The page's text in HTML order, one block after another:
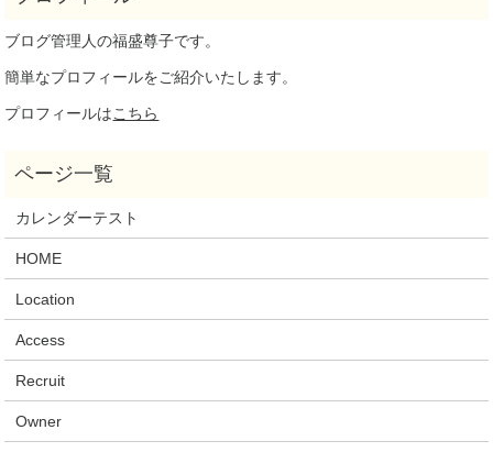
ブログ管理人の福盛尊子です。
簡単なプロフィールをご紹介いたします。
プロフィールはこちら
カレンダーテスト
HOME
Location
Access
Recruit
Owner